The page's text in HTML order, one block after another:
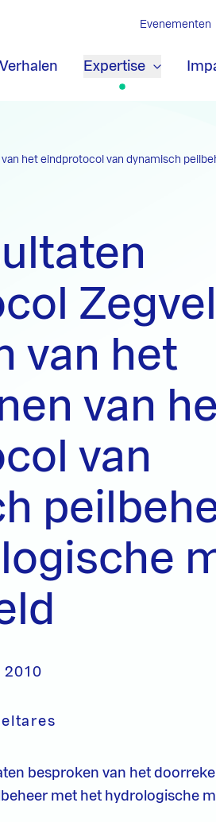
Verhalen Expertise
Evenementen
het eindprotocol van dynamisch
van het
van
van
2010
besproken van het
met het hydrologische